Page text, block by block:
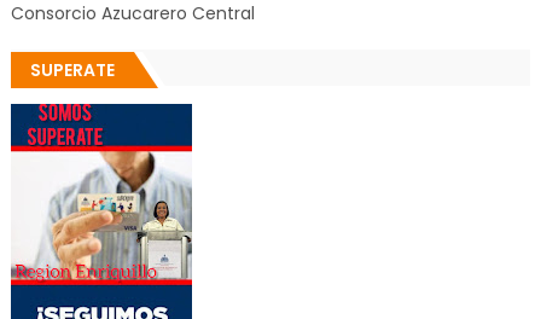
Consorcio Azucarero Central
SUPERATE